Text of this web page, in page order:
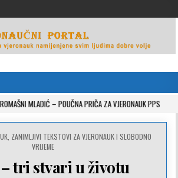
PORTAL
MLADIĆ – POUČNA PRIČA ZA VJERONAUK PPS
, ZANIMLJIVI TEKSTOVI ZA VJERONAUK I SLOBODNO
VRIJEME
tri stvari u životu